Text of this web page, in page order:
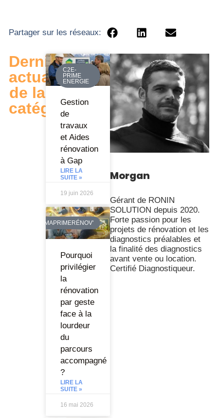
Partager sur les réseaux:
Dernières
actualités
de la
catégorie
C2E-
PRIME
ENERGIE
Gestion
de
travaux
et Aides
rénovation
à Gap
LIRE LA
SUITE »
19 juin 2026
MAPRIMERÉNOV'
Pourquoi
privilégier
la
rénovation
par geste
face à la
lourdeur
du
parcours
accompagné
?
LIRE LA
SUITE »
16 mai 2026
Morgan
Gérant de RONIN
SOLUTION depuis 2020.
Forte passion pour les
projets de rénovation et les
diagnostics préalables et
la finalité des diagnostics
avant vente ou location.
Certifié Diagnostiqueur.